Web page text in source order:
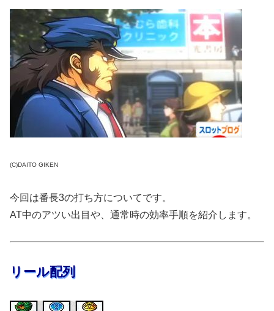
(C)DAITO GIKEN
今回は番長3の打ち方についてです。
AT中のアツい出目や、通常時の効率手順を紹介します。
リール配列